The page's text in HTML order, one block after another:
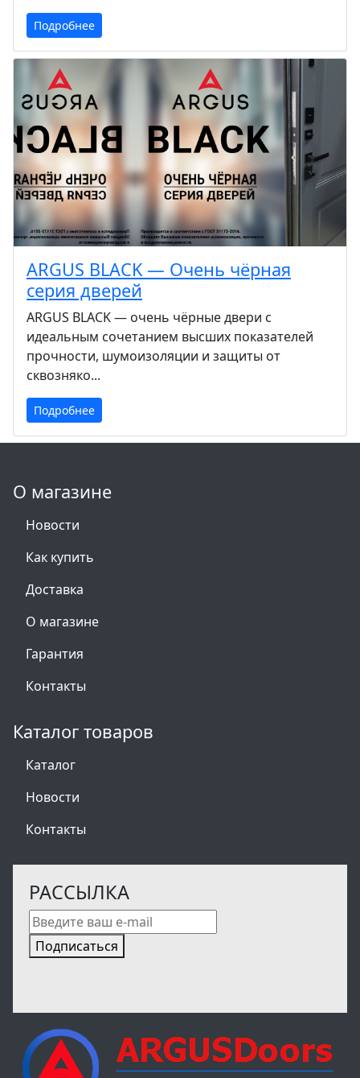
Подробнее
ARGUS BLACK — Очень чёрная
серия дверей
ARGUS BLACK — очень чёрные двери с
идеальным сочетанием высших показателей
прочности, шумоизоляции и защиты от
сквозняко...
Подробнее
О магазине
Новости
Как купить
Доставка
О магазине
Гарантия
Контакты
Каталог товаров
Каталог
Новости
Контакты
РАССЫЛКА
Подписаться